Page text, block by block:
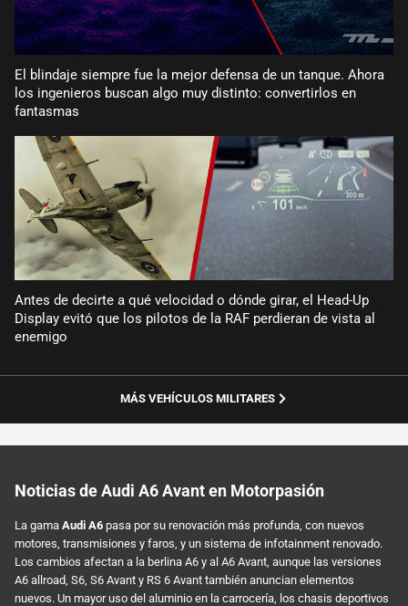
El blindaje siempre fue la mejor defensa de un tanque. Ahora
los ingenieros buscan algo muy distinto: convertirlos en
fantasmas
Antes de decirte a qué velocidad o dónde girar, el Head-Up
Display evitó que los pilotos de la RAF perdieran de vista al
enemigo
MÁS VEHÍCULOS MILITARES
Noticias de Audi A6 Avant en Motorpasión
La gama Audi A6 pasa por su renovación más profunda, con nuevos
motores, transmisiones y faros, y un sistema de infotainment renovado.
Los cambios afectan a la berlina A6 y al A6 Avant, aunque las versiones
A6 allroad, S6, S6 Avant y RS 6 Avant también anuncian elementos
nuevos. Un mayor uso del aluminio en la carrocería, los chasis deportivos